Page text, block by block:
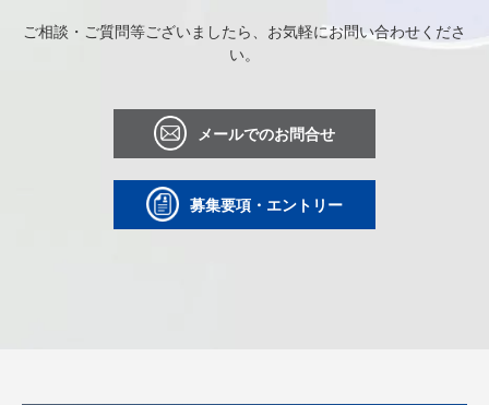
ご相談・ご質問等ございましたら、お気軽にお問い合わせくださ
い。
メールでのお問合せ
募集要項・エントリー